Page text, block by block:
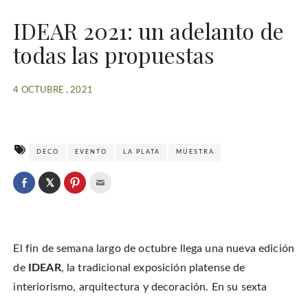
IDEAR 2021: un adelanto de
todas las propuestas
4 OCTUBRE , 2021
DECO EVENTO LA PLATA MUESTRA
C
s
a
r
e
o
C
l
h
a
r
e
n
C
s
a
r
e
o
e
a
i
l
t
El fin de semana largo de octubre llega una nueva edición
de
IDEAR, la tradicional exposición platense de
interiorismo, arquitectura y decoración. En su sexta